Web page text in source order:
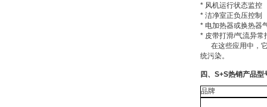
* 风机运行状态监控
* 洁净室正负压控制
* 电加热器或换热器
* 皮带打滑/气流异常
在这些应用中，它
统污染。
四、S+S热销产品型
品牌